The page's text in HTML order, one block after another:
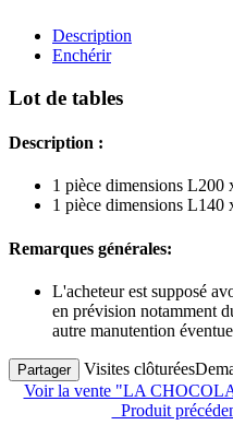
Description
Enchérir
Lot de tables
Description :
1 pièce dimensions L200
1 pièce dimensions L140
Remarques générales:
L'acheteur est supposé
en prévision notamment
autre manutention
Partager Visites clôturées
Voir la vente "LA
Produit